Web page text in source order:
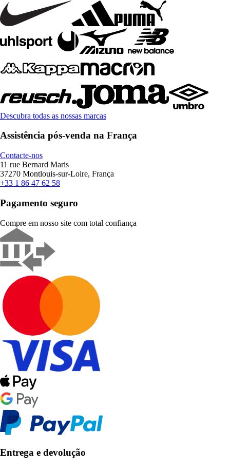
Descubra todas as nossas marcas
Assistência pós-venda na França
Contacte-nos
11 rue Bernard Maris
37270 Montlouis-sur-Loire, França
+33 1 86 47 62 58
Pagamento seguro
Compre em nosso site com total confiança
Entrega e devolução